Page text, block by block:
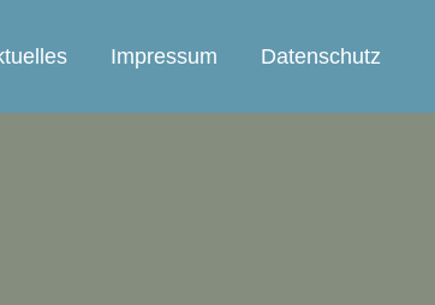
Impressum Datenschutz